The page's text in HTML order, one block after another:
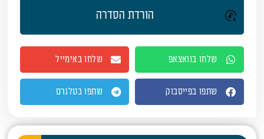
הורדת הסדרה
שלחו בוואצאפ שלחו באימייל
שתפו בפייסבוק שתפו בטלגרם